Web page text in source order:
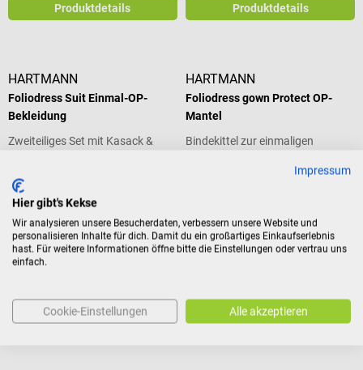
Produktdetails Produktdetails
HARTMANN
Foliodress Suit Einmal-OP-
Bekleidung
Zweiteiliges Set mit Kasack &
ab121,26 €*
Produktdetails
HARTMANN
Foliodress gown Protect OP-
Mantel
Bindekittel zur einmaligen
121,26 €*
Produktdetails
Impressum
Hier gibt's Kekse
Wir analysieren unsere Besucherdaten, verbessern unsere Website und
personalisieren Inhalte für dich. Damit du ein großartiges Einkaufserlebnis
hast. Für weitere Informationen öffne bitte die Einstellungen oder vertrau uns
einfach.
Cookie-Einstellungen Alle akzeptieren